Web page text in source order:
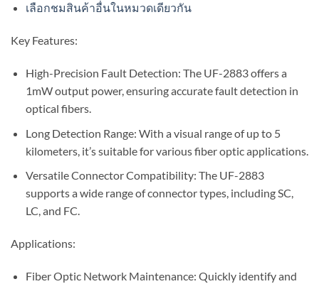
เลือกชมสินค้าอื่นในหมวดเดียวกัน
Key Features:
High-Precision Fault Detection: The UF-2883 offers a
1mW output power, ensuring accurate fault detection in
optical fibers.
Long Detection Range: With a visual range of up to 5
kilometers, it’s suitable for various fiber optic applications.
Versatile Connector Compatibility: The UF-2883
supports a wide range of connector types, including SC,
LC, and FC.
Applications:
Fiber Optic Network Maintenance: Quickly identify and